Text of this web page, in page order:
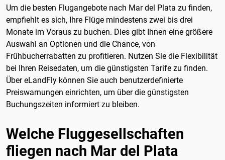
Um die besten Flugangebote nach Mar del Plata zu finden,
empfiehlt es sich, Ihre Flüge mindestens zwei bis drei
Monate im Voraus zu buchen. Dies gibt Ihnen eine größere
Auswahl an Optionen und die Chance, von
Frühbucherrabatten zu profitieren. Nutzen Sie die Flexibilität
bei Ihren Reisedaten, um die günstigsten Tarife zu finden.
Über eLandFly können Sie auch benutzerdefinierte
Preiswarnungen einrichten, um über die günstigsten
Buchungszeiten informiert zu bleiben.
Welche Fluggesellschaften
fliegen nach Mar del Plata